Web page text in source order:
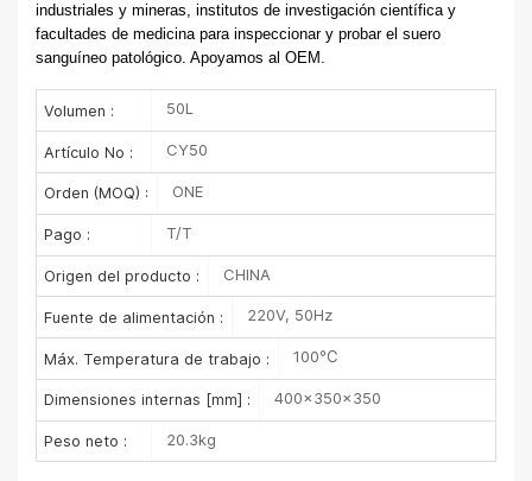
industriales y mineras, institutos de investigación científica y
facultades de medicina para inspeccionar y probar el suero
sanguíneo patológico. Apoyamos al OEM.
Volumen : 50L
Artículo No : CY50
Orden (MOQ) : ONE
Pago : T/T
Origen del producto : CHINA
Fuente de alimentación : 220V, 50Hz
Máx. Temperatura de trabajo : 100℃
Dimensiones internas [mm] : 400×350×350
Peso neto : 20.3kg